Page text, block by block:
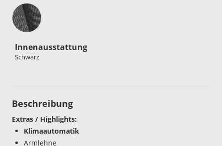
Innenausstattung
Innenausstattung
Schwarz
Beschreibung
Extras / Highlights:
Klimaautomatik
Armlehne